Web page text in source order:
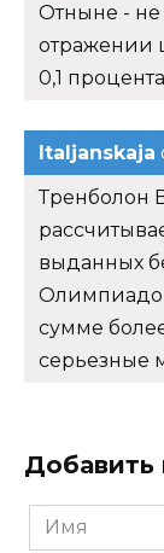
Отныне - не
отражении
0,1
Italjanskaja
Тренболон
выданных
сумме
серьезные
Добавить
Имя